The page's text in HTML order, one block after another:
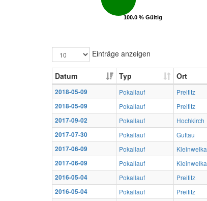
100.0 % Gültig
100.0 % Gültig
Einträge anzeigen
Datum Typ Ort
2018-05-09 Pokallauf Preititz
2018-05-09
Pokallauf Preititz
2017-09-02
Pokallauf Hochkirch
2017-07-30
Pokallauf Guttau
2017-06-09
Pokallauf Kleinwelka
2017-06-09
Pokallauf Kleinwelka
2016-05-04
Pokallauf Preititz
2016-05-04
Pokallauf Preititz